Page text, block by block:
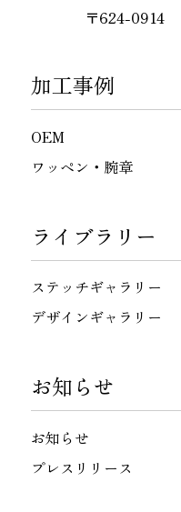
〒624-0914
加工事例
OEM
ワッペン・腕章
ライブラリー
ステッチギャラリー
デザインギャラリー
お知らせ
お知らせ
プレスリリース